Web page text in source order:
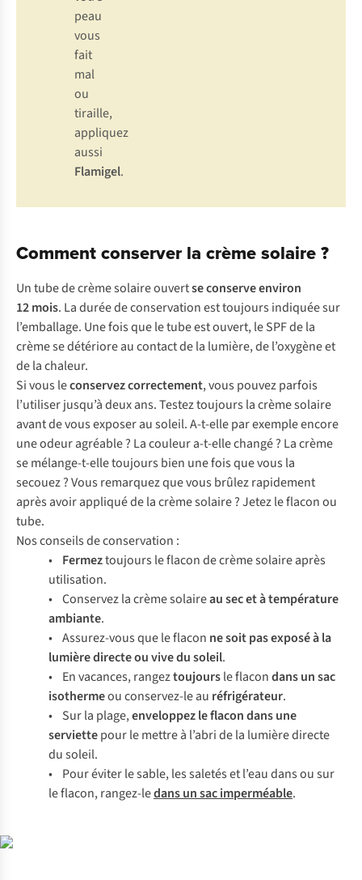
peau
vous
fait
mal
ou
tiraille,
appliquez
aussi
Flamigel.
Comment conserver la crème solaire ?
Un tube de crème solaire ouvertse conserve environ
12 mois. La durée de conservation est toujours indiquée sur
l’emballage. Une fois que le tube est ouvert, le SPF de la
crème se détériore au contact de la lumière, de l’oxygène et
de la chaleur.
Si vous leconservezcorrectement, vous pouvez parfois
l’utiliser jusqu’à deux ans. Testez toujours la crème solaire
avant de vous exposer au soleil. A-t-elle par exemple encore
une odeur agréable ? La couleur a-t-elle changé ? La crème
se mélange-t-elle toujours bien une fois que vous la
secouez ? Vous remarquez que vous brûlez rapidement
après avoir appliqué de la crème solaire ? Jetez le flacon ou
tube.
Nos conseils de conservation :
• Fermeztoujours le flacon de crème solaire après
utilisation.
• Conservez la crème solaireau sec et à température
ambiante.
• Assurez-vous que le flacon ne soit pas exposé à la
lumière directe ou vive du soleil.
• En vacances, rangeztoujoursle flacondans un sac
isothermeou conservez-le au réfrigérateur.
• Sur la plage,enveloppez le flacon dans une
serviettepour le mettre à l’abri de la lumière directe
du soleil.
• Pour éviter le sable, les saletés et l’eau dans ou sur
le flacon, rangez-ledans un sac imperméable.